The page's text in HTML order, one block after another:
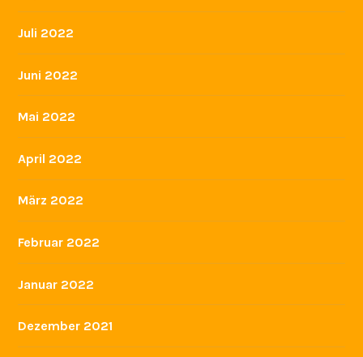
Juli 2022
Juni 2022
Mai 2022
April 2022
März 2022
Februar 2022
Januar 2022
Dezember 2021